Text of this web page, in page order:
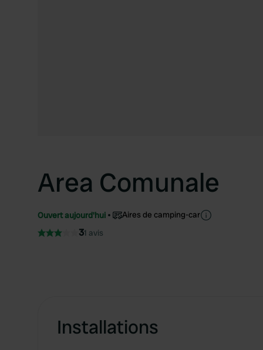
Area Comunale
Ouvert aujourd'hui Aires de camping-car
31 avis
Installations